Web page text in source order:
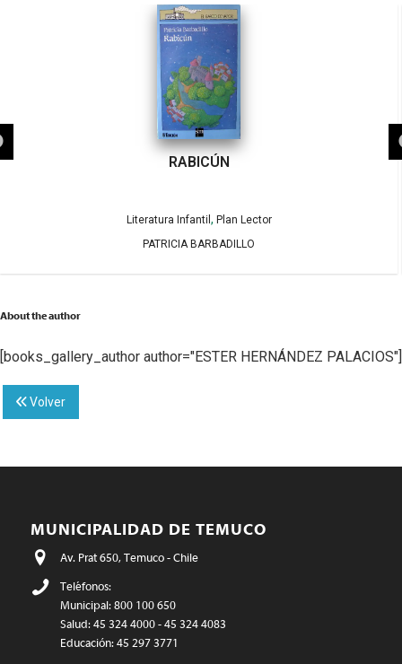
RABICÚN
Literatura Infantil , Plan Lector
PATRICIA BARBADILLO
About the author
[books_gallery_author author="ESTER HERNÁNDEZ PALACIOS"]
Volver
MUNICIPALIDAD DE TEMUCO
Av. Prat 650, Temuco - Chile
Teléfonos:
Municipal: 800 100 650
Salud: 45 324 4000 - 45 324 4083
Educación: 45 297 3771